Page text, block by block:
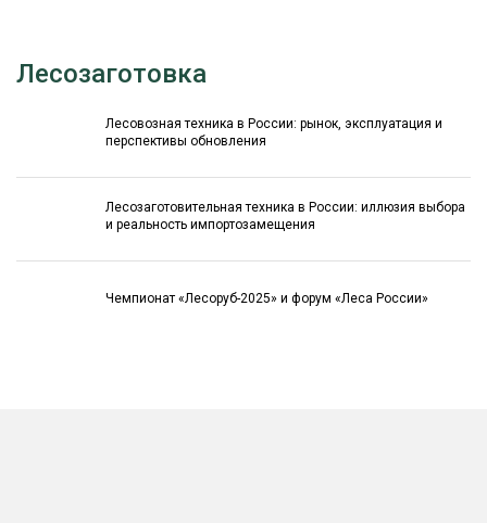
Лесозаготовка
Лесовозная техника в России: рынок, эксплуатация и
перспективы обновления
Лесозаготовительная техника в России: иллюзия выбора
и реальность импортозамещения
Чемпионат «Лесоруб-2025» и форум «Леса России»